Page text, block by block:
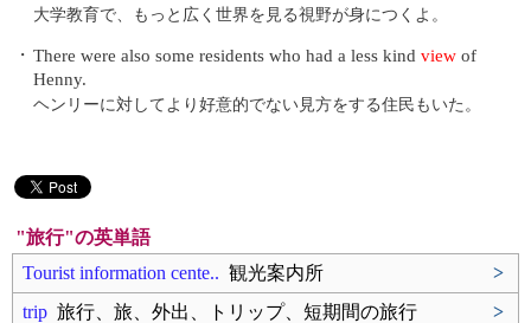
大学教育で、もっと広く世界を見る視野が身につくよ。
・ There were also some residents who had a less kind view of
Henny.
ヘンリーに対してより好意的でない見方をする住民もいた。
"旅行"の英単語
Tourist information cente.. 観光案内所
>
trip 旅行、旅、外出、トリップ、短期間の旅行
>